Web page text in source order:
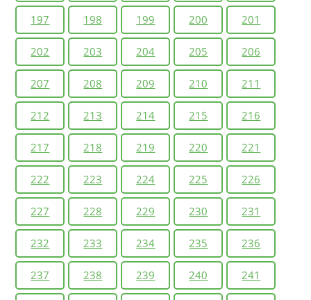
197 198 199 200 201
202 203 204 205 206
207 208 209 210 211
212 213 214 215 216
217 218 219 220 221
222 223 224 225 226
227 228 229 230 231
232 233 234 235 236
237 238 239 240 241